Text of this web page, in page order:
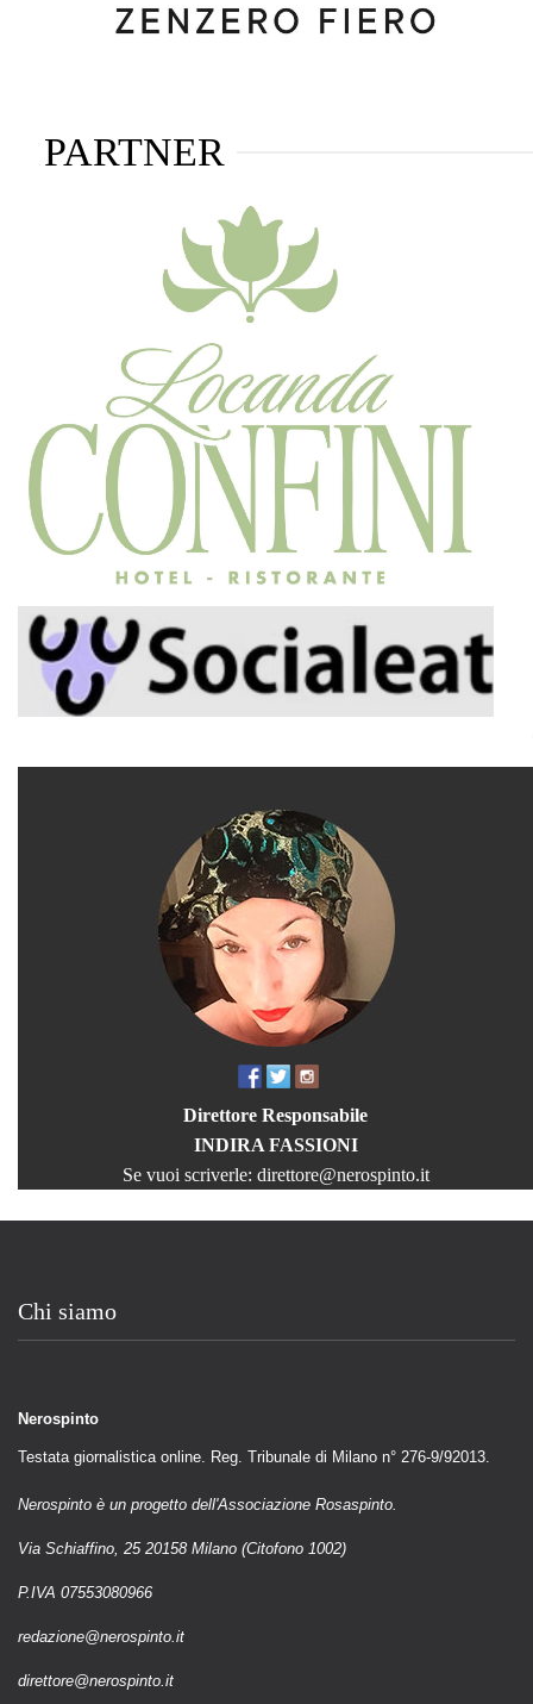
PARTNER
Direttore Responsabile
INDIRA FASSIONI
Se vuoi scriverle: direttore@nerospinto.it
Chi siamo
Nerospinto
Testata giornalistica online. Reg. Tribunale di Milano n° 276-9/92013.
Nerospinto è un progetto dell'Associazione Rosaspinto.
Via Schiaffino, 25 20158 Milano (Citofono 1002)
P.IVA 07553080966
redazione@nerospinto.it
direttore@nerospinto.it